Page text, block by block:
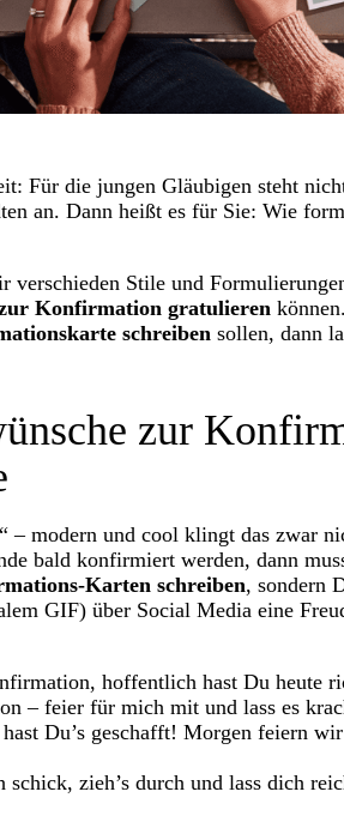
Für die jungen Gläubigen steht
an. Dann heißt es für Sie: Wie
Stile und
Konfirmation gratulieren
schreiben sollen, dann
zur
– modern und cool klingt das zwar
bald konfirmiert werden, dann
Karten schreiben, sondern
GIF) über Social Media eine
hoffentlich hast Du heute
– feier für mich mit und lass es
Du’s geschafft! Morgen feiern
zieh’s durch und lass dich